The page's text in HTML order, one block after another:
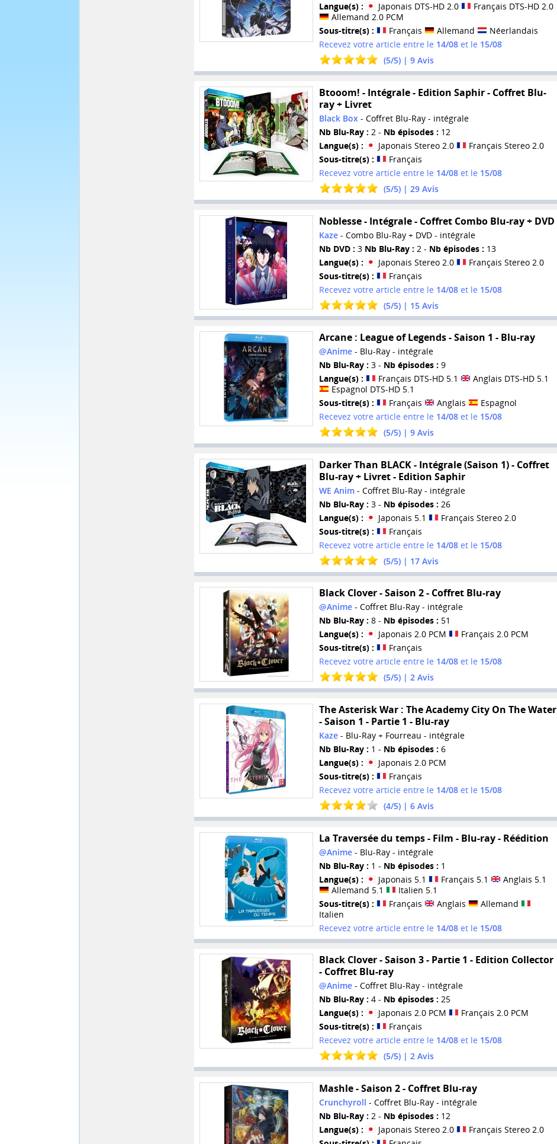
Langue(s) :
Japonais DTS-HD 2.0
Français DTS-HD 2.0
Allemand 2.0 PCM
Sous-titre(s) :
Français Allemand
Néerlandais
Recevez votre article entre le 14/08et le 15/08
(5/5) | 9Avis
Btooom! - Intégrale - Edition Saphir - Coffret Blu-
ray + Livret
Black Box- Coffret Blu-Ray - intégrale
Nb Blu-Ray : 2 - Nb épisodes : 12
Langue(s) :
Japonais Stereo 2.0
Français Stereo 2.0
Sous-titre(s) :
Français
Recevez votre article entre le 14/08et le 15/08
(5/5) | 29Avis
Noblesse - Intégrale - Coffret Combo Blu-ray + DVD
Kaze- Combo Blu-Ray + DVD - intégrale
Nb DVD : 3 Nb Blu-Ray : 2 - Nb épisodes : 13
Langue(s) :
Japonais Stereo 2.0
Français Stereo 2.0
Sous-titre(s) :
Français
Recevez votre article entre le 14/08et le 15/08
(5/5) | 15Avis
Arcane : League of Legends - Saison 1 - Blu-ray
@Anime- Blu-Ray - intégrale
Nb Blu-Ray : 3 - Nb épisodes : 9
Langue(s) :
Français DTS-HD 5.1
Anglais DTS-HD 5.1
Espagnol DTS-HD 5.1
Sous-titre(s) :
Français Anglais
Espagnol
Recevez votre article entre le 14/08et le 15/08
(5/5) | 9Avis
Darker Than BLACK - Intégrale (Saison 1) - Coffret
Blu-ray + Livret - Edition Saphir
WE Anim- Coffret Blu-Ray - intégrale
Nb Blu-Ray : 3 - Nb épisodes : 26
Langue(s) :
Japonais 5.1
Français Stereo 2.0
Sous-titre(s) :
Français
Recevez votre article entre le 14/08et le 15/08
(5/5) | 17Avis
Black Clover - Saison 2 - Coffret Blu-ray
@Anime- Coffret Blu-Ray - intégrale
Nb Blu-Ray : 8 - Nb épisodes : 51
Langue(s) :
Japonais 2.0 PCM
Français 2.0 PCM
Sous-titre(s) :
Français
Recevez votre article entre le 14/08et le 15/08
(5/5) | 2Avis
The Asterisk War : The Academy City On The Water
- Saison 1 - Partie 1 - Blu-ray
Kaze- Blu-Ray + Fourreau - intégrale
Nb Blu-Ray : 1 - Nb épisodes : 6
Langue(s) :
Japonais 2.0 PCM
Sous-titre(s) :
Français
Recevez votre article entre le 14/08et le 15/08
(4/5) | 6Avis
La Traversée du temps - Film - Blu-ray - Réédition
@Anime- Blu-Ray - intégrale
Nb Blu-Ray : 1 - Nb épisodes : 1
Langue(s) :
Japonais 5.1 Français 5.1
Anglais 5.1
Allemand 5.1
Italien 5.1
Sous-titre(s) :
Français Anglais
Allemand
Italien
Recevez votre article entre le 14/08et le 15/08
Black Clover - Saison 3 - Partie 1 - Edition Collector
- Coffret Blu-ray
@Anime- Coffret Blu-Ray - intégrale
Nb Blu-Ray : 4 - Nb épisodes : 25
Langue(s) :
Japonais 2.0 PCM
Français 2.0 PCM
Sous-titre(s) :
Français
Recevez votre article entre le 14/08et le 15/08
(5/5) | 2Avis
Mashle - Saison 2 - Coffret Blu-ray
Crunchyroll - Coffret Blu-Ray - intégrale
Nb Blu-Ray : 2 - Nb épisodes : 12
Langue(s) :
Japonais Stereo 2.0
Français Stereo 2.0